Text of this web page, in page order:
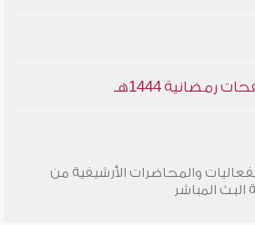
1444هـ
والمحاضرات الأرشيفية من
المباشر